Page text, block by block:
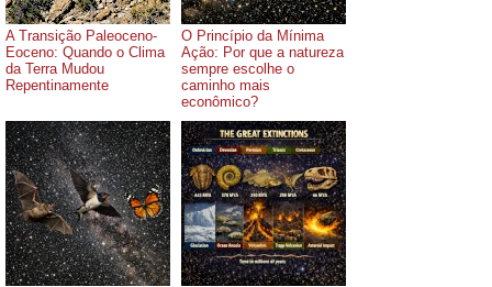
A Transição Paleoceno-
Eoceno: Quando o Clima
da Terra Mudou
Repentinamente
O Princípio da Mínima
Ação: Por que a natureza
sempre escolhe o
caminho mais
econômico?